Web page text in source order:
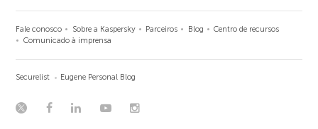
Fale conosco Sobre a Kaspersky Parceiros Blog
Centro de recursos
Comunicado à imprensa
Securelist Eugene Personal Blog